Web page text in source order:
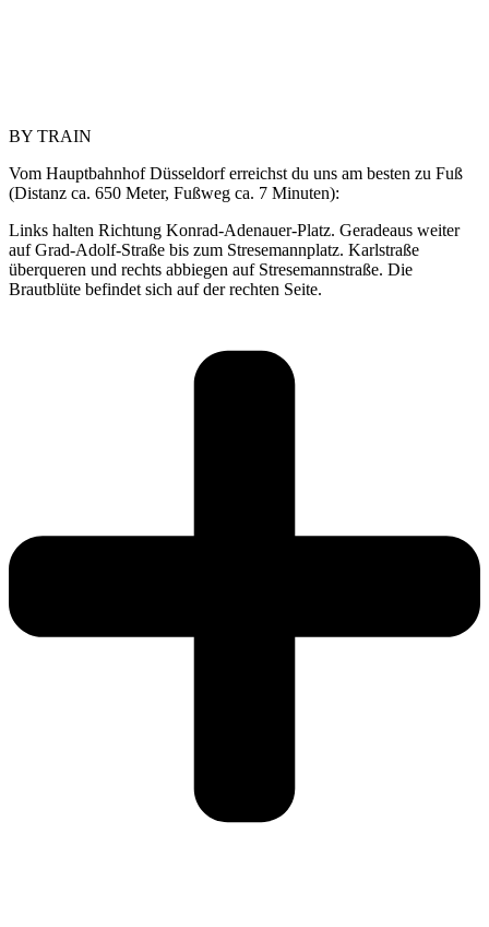
BY TRAIN
Vom Hauptbahnhof Düsseldorf erreichst du uns am besten zu Fuß
(Distanz ca. 650 Meter, Fußweg ca. 7 Minuten):
Links halten Richtung Konrad-Adenauer-Platz. Geradeaus weiter
auf Grad-Adolf-Straße bis zum Stresemannplatz. Karlstraße
überqueren und rechts abbiegen auf Stresemannstraße. Die
Brautblüte befindet sich auf der rechten Seite.